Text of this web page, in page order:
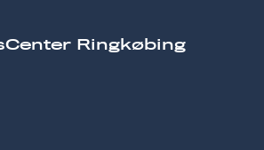
Ringkøbing